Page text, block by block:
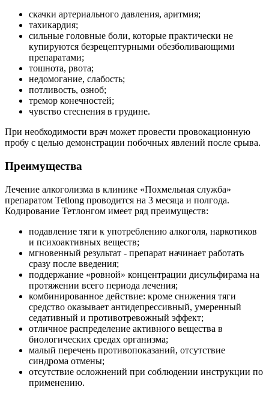
скачки артериального давления, аритмия;
тахикардия;
сильные головные боли, которые практически не
купируются безрецептурными обезболивающими
препаратами;
тошнота, рвота;
недомогание, слабость;
потливость, озноб;
тремор конечностей;
чувство стеснения в грудине.
При необходимости врач может провести провокационную
пробу с целью демонстрации побочных явлений после срыва.
Преимущества
Лечение алкоголизма в клинике «Похмельная служба»
препаратом Tetlong проводится на 3 месяца и полгода.
Кодирование Тетлонгом имеет ряд преимуществ:
подавление тяги к употреблению алкоголя, наркотиков
и психоактивных веществ;
мгновенный результат - препарат начинает работать
сразу после введения;
поддержание «ровной» концентрации дисульфирама на
протяжении всего периода лечения;
комбинированное действие: кроме снижения тяги
средство оказывает антидепрессивный, умеренный
седативный и противотревожный эффект;
отличное распределение активного вещества в
биологических средах организма;
малый перечень противопоказаний, отсутствие
синдрома отмены;
отсутствие осложнений при соблюдении инструкции по
применению.